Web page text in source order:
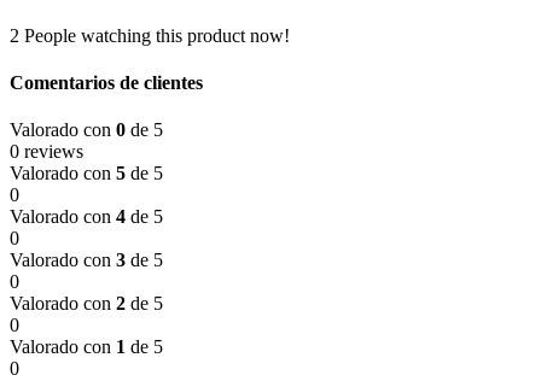
2 People watching this product now!
Comentarios de clientes
Valorado con 0 de 5
0 reviews
Valorado con 5 de 5
0
Valorado con 4 de 5
0
Valorado con 3 de 5
0
Valorado con 2 de 5
0
Valorado con 1 de 5
0